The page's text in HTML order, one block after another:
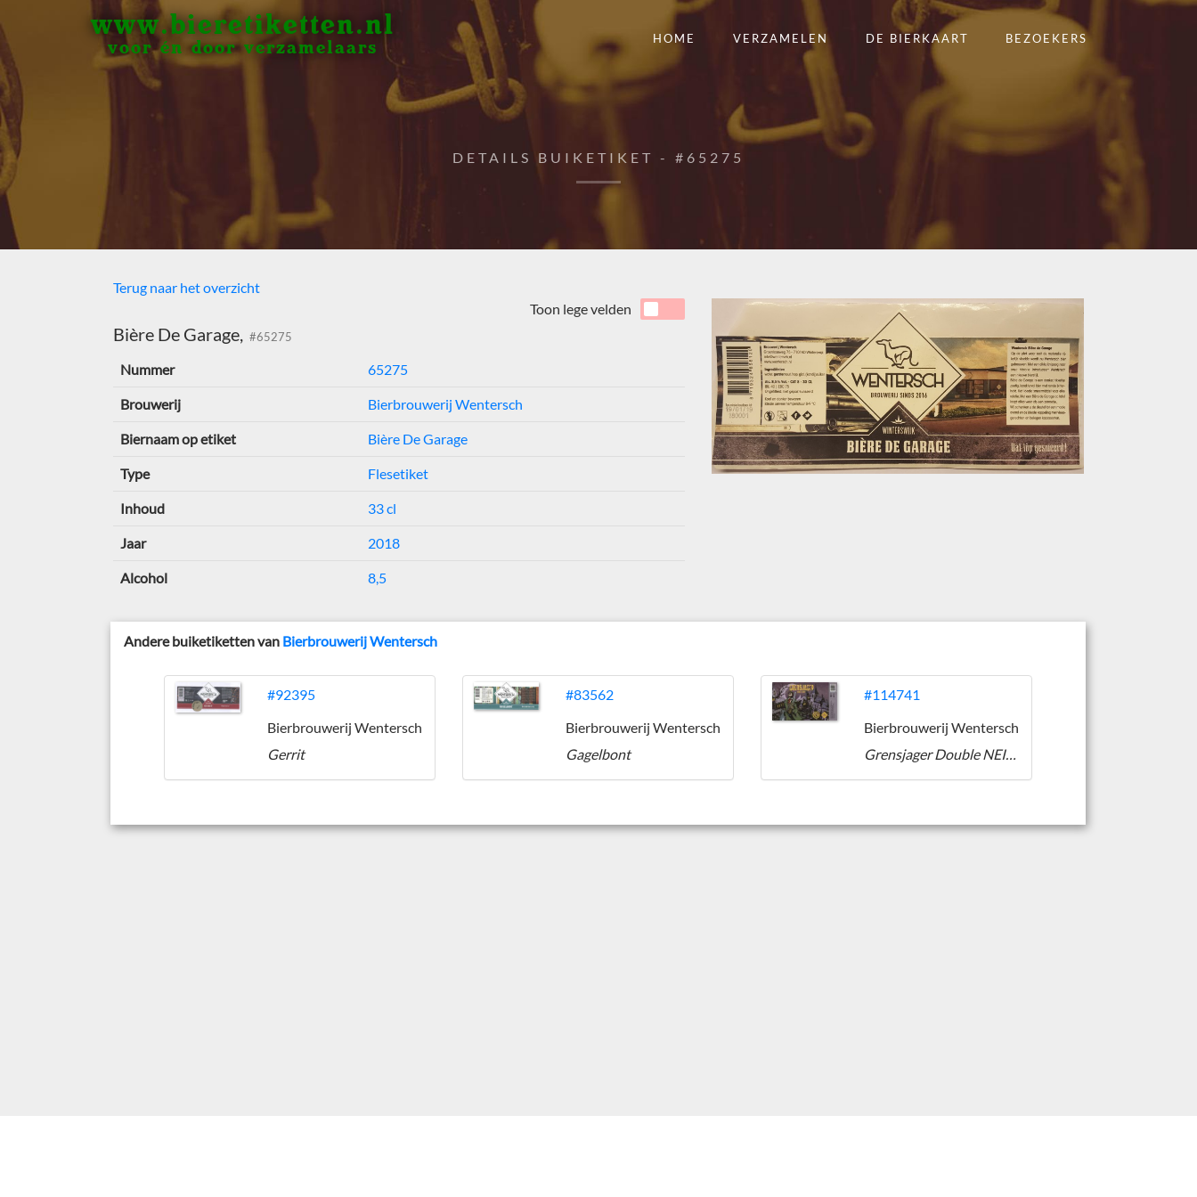
www.bieretiketten.nl
voor én door verzamelaars
HOME VERZAMELEN DE BIERKAART BEZOEKERS
DETAILS BUIKETIKET - #65275
Terug naar het overzicht
Bière De Garage, #65275
Toon lege velden
Nummer 65275
Brouwerij Bierbrouwerij Wentersch
Biernaam op etiket Bière De Garage
Type Flesetiket
Inhoud 33 cl
Jaar 2018
Alcohol 8,5
Andere buiketiketten van Bierbrouwerij Wentersch
#92395
Bierbrouwerij Wentersch
Gerrit
#83562
Bierbrouwerij Wentersch
Gagelbont
#114741
Bierbrouwerij Wentersch
Grensjager Double NEIPA